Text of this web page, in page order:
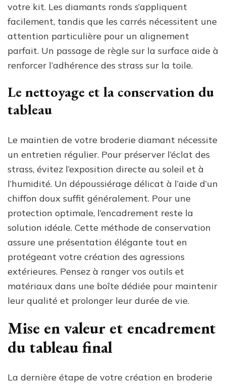
votre kit. Les diamants ronds s’appliquent
facilement, tandis que les carrés nécessitent une
attention particulière pour un alignement
parfait. Un passage de règle sur la surface aide à
renforcer l’adhérence des strass sur la toile.
Le nettoyage et la conservation du
tableau
Le maintien de votre broderie diamant nécessite
un entretien régulier. Pour préserver l’éclat des
strass, évitez l’exposition directe au soleil et à
l’humidité. Un dépoussiérage délicat à l’aide d’un
chiffon doux suffit généralement. Pour une
protection optimale, l’encadrement reste la
solution idéale. Cette méthode de conservation
assure une présentation élégante tout en
protégeant votre création des agressions
extérieures. Pensez à ranger vos outils et
matériaux dans une boîte dédiée pour maintenir
leur qualité et prolonger leur durée de vie.
Mise en valeur et encadrement
du tableau final
La dernière étape de votre création en broderie